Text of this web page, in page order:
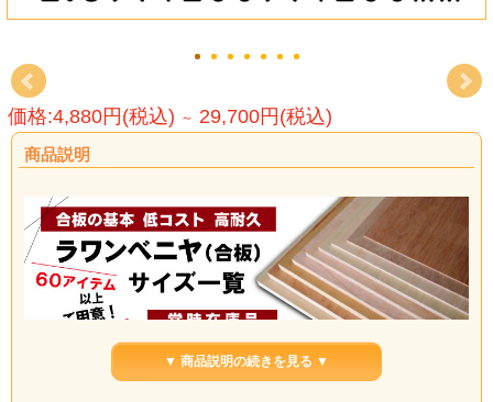
価格:4,880円(税込) ～ 29,700円(税込)
商品説明
▼ 商品説明の続きを見る ▼